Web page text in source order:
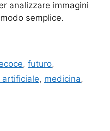
analizzare immagini
semplice.
,futuro,
artificiale, medicina,